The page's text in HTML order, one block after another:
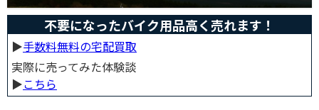
不要になったバイク用品高く売れます！
▶︎手数料無料の宅配買取
実際に売ってみた体験談
▶︎こちら